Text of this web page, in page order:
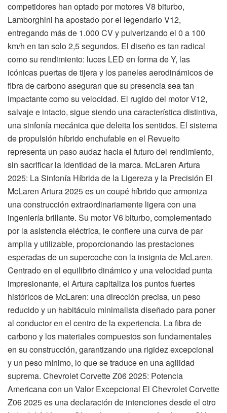
competidores han optado por motores V8 biturbo,
Lamborghini ha apostado por el legendario V12,
entregando más de 1.000 CV y pulverizando el 0 a 100
km/h en tan solo 2,5 segundos. El diseño es tan radical
como su rendimiento: luces LED en forma de Y, las
icónicas puertas de tijera y los paneles aerodinámicos de
fibra de carbono aseguran que su presencia sea tan
impactante como su velocidad. El rugido del motor V12,
salvaje e intacto, sigue siendo una característica distintiva,
una sinfonía mecánica que deleita los sentidos. El sistema
de propulsión híbrido enchufable en el Revuelto
representa un paso audaz hacia el futuro del rendimiento,
sin sacrificar la identidad de la marca. McLaren Artura
2025: La Sinfonía Híbrida de la Ligereza y la Precisión El
McLaren Artura 2025 es un coupé híbrido que armoniza
una construcción extraordinariamente ligera con una
ingeniería brillante. Su motor V6 biturbo, complementado
por la asistencia eléctrica, le confiere una curva de par
amplia y utilizable, proporcionando las prestaciones
esperadas de un supercoche con la insignia de McLaren.
Centrado en el equilibrio dinámico y una velocidad punta
impresionante, el Artura capitaliza los puntos fuertes
históricos de McLaren: una dirección precisa, un peso
reducido y un habitáculo minimalista diseñado para poner
al conductor en el centro de la experiencia. La fibra de
carbono y los materiales compuestos son fundamentales
en su construcción, garantizando una rigidez excepcional
y un peso mínimo, lo que se traduce en una agilidad
suprema. Chevrolet Corvette Z06 2025: Potencia
Americana con un Valor Excepcional El Chevrolet Corvette
Z06 2025 es una declaración de intenciones desde el otro